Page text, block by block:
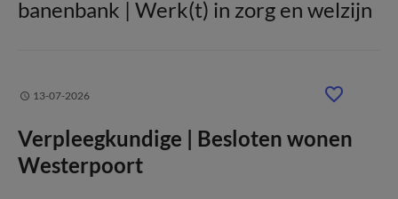
banenbank | Werk(t) in zorg en welzijn
13-07-2026
Verpleegkundige | Besloten wonen
Westerpoort